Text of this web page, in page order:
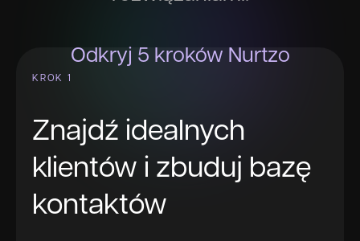
Odkryj 5 kroków Nurtzo
KROK 1
Znajdź idealnych
klientów i zbuduj bazę
kontaktów